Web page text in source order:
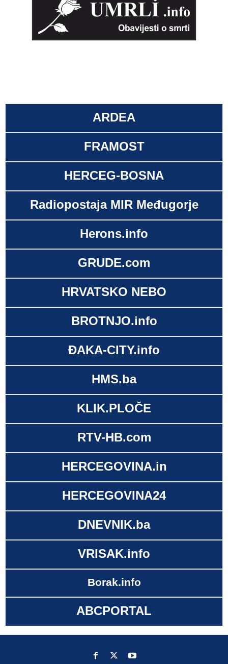
ARDEA
FRAMOST
HERCEG-BOSNA
Radiopostaja MIR Međugorje
Herons.info
GRUDE.com
HRVATSKO NEBO
BROTNJO.info
ĐAKA-CITY.info
HMS.ba
KLIK.PLOČE
RTV-HB.com
HERCEGOVINA.in
HERCEGOVINA24
DNEVNIK.ba
VRISAK.info
Borak.info
ABCPORTAL